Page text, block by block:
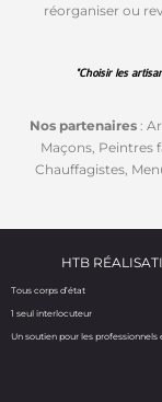
réorganiser ou
"Choisir les
Nos partenaires :
Maçons, Peintres
Chauffagistes,
HTB
Tous corps d’état
1 seul interlocuteur
Un soutien pour les professionnels